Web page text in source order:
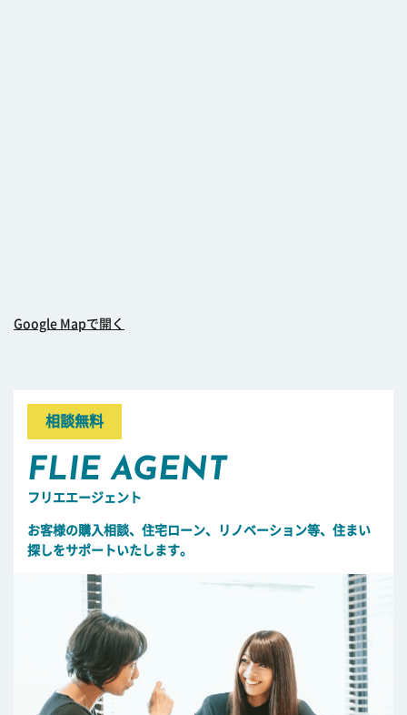
Google Mapで開く
相談無料
FLIE AGENT
フリエエージェント
お客様の購入相談、住宅ローン、リノベーション等、住まい
探しをサポートいたします。